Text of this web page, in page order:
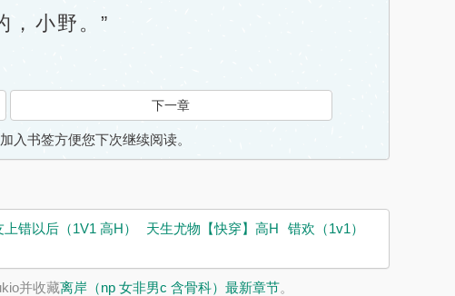
小野。”
下一章
书签方便您下次继续阅读。
错以后（1V1 高H） 天生尤物【快穿】高H
错欢（1v1）
并收藏离岸（np 女非男c 含骨科）最新章节。